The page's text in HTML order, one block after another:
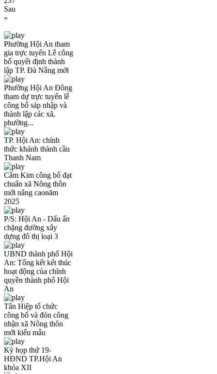
Sau
»
Phường Hội An tham
gia trực tuyến Lễ công
bố quyết định thành
lập TP. Đà Nẵng mới
Phường Hội An Đông
tham dự trực tuyến lễ
công bố sáp nhập và
thành lập các xã,
phường...
TP. Hội An: chính
thức khánh thành cầu
Thanh Nam
Cẩm Kim công bố đạt
chuẩn xã Nông thôn
mới nâng caonăm
2025
P/S: Hội An - Dấu ấn
chặng đường xây
dựng đô thị loại 3
UBND thành phố Hội
An: Tổng kết kết thúc
hoạt động của chính
quyền thành phố Hội
An
Tân Hiệp tổ chức
công bố và đón công
nhận xã Nông thôn
mới kiểu mẫu
Kỳ họp thứ 19-
HĐND TP.Hội An
khóa XII